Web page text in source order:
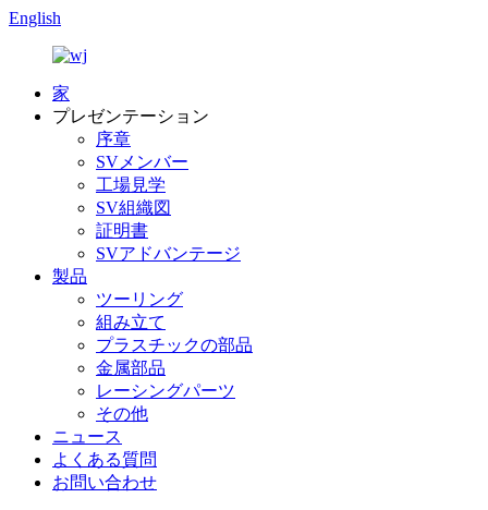
English
家
プレゼンテーション
序章
SVメンバー
工場見学
SV組織図
証明書
SVアドバンテージ
製品
ツーリング
組み立て
プラスチックの部品
金属部品
レーシングパーツ
その他
ニュース
よくある質問
お問い合わせ